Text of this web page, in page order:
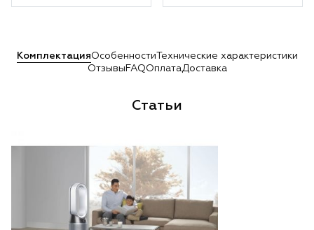
КомплектацияОсобенности Технические характеристики
Отзывы FAQОплатаДоставка
Статьи